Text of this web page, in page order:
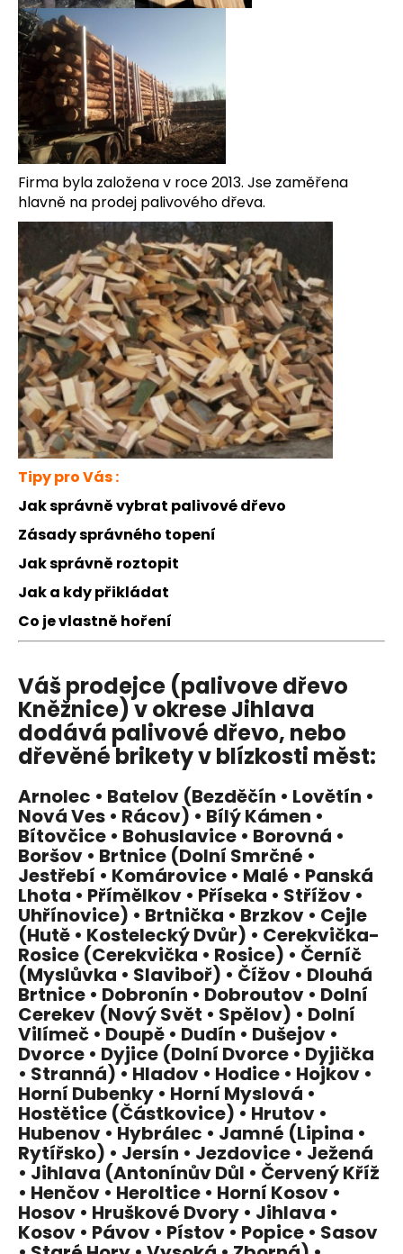
Firma byla založena v roce 2013. Jse zaměřena
hlavně na prodej palivového dřeva.
Tipy pro Vás :
Jak správně vybrat palivové dřevo
Zásady správného topení
Jak správně roztopit
Jak a kdy přikládat
Co je vlastně hoření
Váš prodejce (palivove dřevo
Kněžnice) v okrese Jihlava
dodává palivové dřevo, nebo
dřevěné brikety v blízkosti měst:
Arnolec • Batelov (Bezděčín • Lovětín •
Nová Ves • Rácov) • Bílý Kámen •
Bítovčice • Bohuslavice • Borovná •
Boršov • Brtnice (Dolní Smrčné •
Jestřebí • Komárovice • Malé • Panská
Lhota • Přímělkov • Příseka • Střížov •
Uhřínovice) • Brtnička • Brzkov • Cejle
(Hutě • Kostelecký Dvůr) • Cerekvička-
Rosice (Cerekvička • Rosice) • Černíč
(Myslůvka • Slaviboř) • Čížov • Dlouhá
Brtnice • Dobronín • Dobroutov • Dolní
Cerekev (Nový Svět • Spělov) • Dolní
Vilímeč • Doupě • Dudín • Dušejov •
Dvorce • Dyjice (Dolní Dvorce • Dyjička
• Stranná) • Hladov • Hodice • Hojkov •
Horní Dubenky • Horní Myslová •
Hostětice (Částkovice) • Hrutov •
Hubenov • Hybrálec • Jamné (Lipina •
Rytířsko) • Jersín • Jezdovice • Ježená
• Jihlava (Antonínův Důl • Červený Kříž
• Henčov • Heroltice • Horní Kosov •
Hosov • Hruškové Dvory • Jihlava •
Kosov • Pávov • Pístov • Popice • Sasov